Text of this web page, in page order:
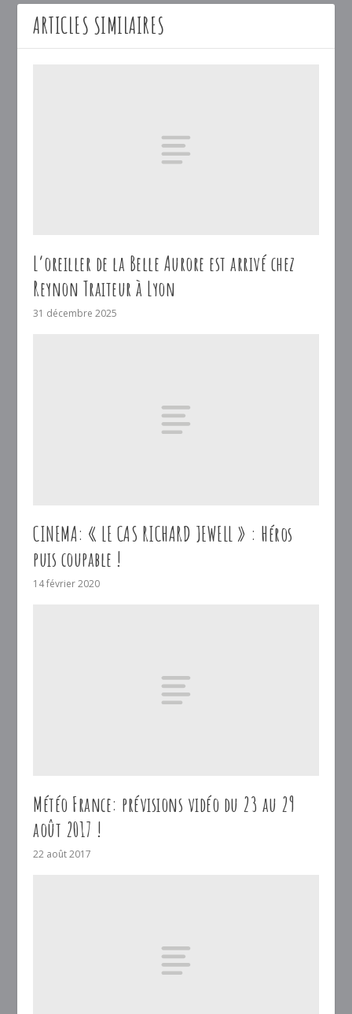
ARTICLES SIMILAIRES
L’oreiller de la Belle Aurore est arrivé chez
Reynon Traiteur à Lyon
31 décembre 2025
CINEMA: « LE CAS RICHARD JEWELL » : Héros
puis coupable !
14 février 2020
Météo France: prévisions vidéo du 23 au 29
août 2017 !
22 août 2017